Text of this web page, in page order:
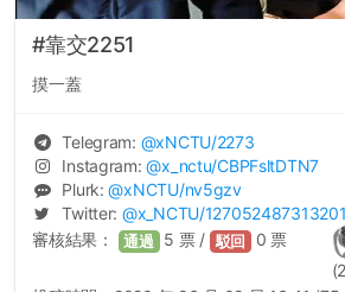
#靠交2251
摸一蓋
Telegram: @xNCTU/2273
Instagram:@x_nctu/CBPFsltDTN7
Plurk:@xNCTU/nv5gzv
Twitter: @x_NCTU/
審核結果： 通過 5 票 / 駁回 0 票